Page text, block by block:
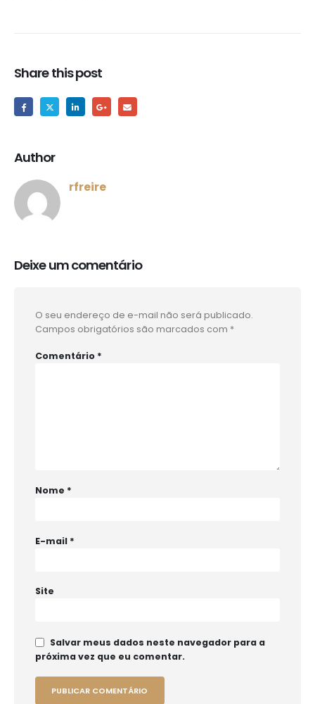
Share this post
Author
rfreire
Deixe um comentário
O seu endereço de e-mail não será publicado.
Campos obrigatórios são marcados com *
Comentário *
Nome *
E-mail *
Site
Salvar meus dados neste navegador para a
próxima vez que eu comentar.